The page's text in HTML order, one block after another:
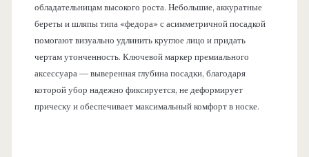
обладательницам высокого роста. Небольшие, аккуратные
береты и шляпы типа «федора» с асимметричной посадкой
помогают визуально удлинить круглое лицо и придать
чертам утонченность. Ключевой маркер премиального
аксессуара — выверенная глубина посадки, благодаря
которой убор надежно фиксируется, не деформирует
прическу и обеспечивает максимальный комфорт в носке.